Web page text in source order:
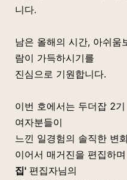
니다.
남은 올해의 시간, 아쉬움
람이 가득하시기를
진심으로 기원합니다.
이번 호에서는 두더잡 2
여자분들이
느낀 일경험의 솔직한 변
이어서 매거진을 편집하
집' 편집자님의